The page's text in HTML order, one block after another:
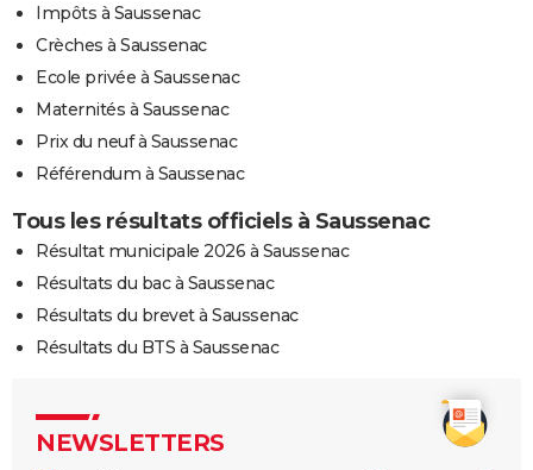
Impôts à Saussenac
Crèches à Saussenac
Ecole privée à Saussenac
Maternités à Saussenac
Prix du neuf à Saussenac
Référendum à Saussenac
Tous les résultats officiels à Saussenac
Résultat municipale 2026 à Saussenac
Résultats du bac à Saussenac
Résultats du brevet à Saussenac
Résultats du BTS à Saussenac
NEWSLETTERS